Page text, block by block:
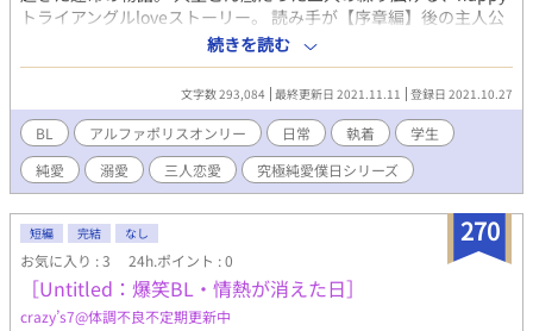
トライアングルloveストーリー。 読み手が【序章編】後の主人公
の人生を7ルートから選ぶことのできる箱庭世界、究極純愛♡僕日
シリーズ。 正規ルート【戻れない僕らの日常】 テーマ『常識に囚
われない幸せな三角関係』 注意：四視点切り替えあり、３ｐあり
文字数に統一性がないため読み辛い部分あり あらすじ Ｋ学園高等
部にて、四人が出逢いそれぞれの想いと共に絆を築いてゆく。久
隆は、自分が将来を誓った相手である咲夜を葵から奪いたいとい
う葛藤を抱えつつも二人を応援する道を選ぶ。葵は幸せのための
道を選び、咲夜は一人で立てなくなってゆく。 久隆と葵に溺愛さ
れた咲夜が選んだ三人の幸せの形とは？！そこから始まる、波乱
に満ちたlove story！
続きを読む
文字数 293,084 最終更新日 2021.11.11 登録日 2021.10.27
BL アルファポリスオンリー 日常 執着
学生
純愛
溺愛 三人恋愛 究極純愛僕日シリーズ
270
短編 完結 なし
お気に入り : 3 24h.ポイント : 0
［Untitled：爆笑BL・情熱が消えた日］
crazy’s7@体調不良不定期更新中